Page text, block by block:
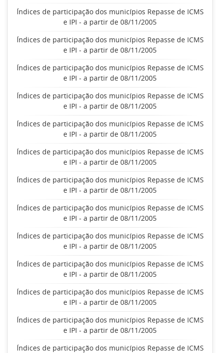
Índices de participação dos municípios Repasse de ICMS
e IPI - a partir de 08/11/2005
Índices de participação dos municípios Repasse de ICMS
e IPI - a partir de 08/11/2005
Índices de participação dos municípios Repasse de ICMS
e IPI - a partir de 08/11/2005
Índices de participação dos municípios Repasse de ICMS
e IPI - a partir de 08/11/2005
Índices de participação dos municípios Repasse de ICMS
e IPI - a partir de 08/11/2005
Índices de participação dos municípios Repasse de ICMS
e IPI - a partir de 08/11/2005
Índices de participação dos municípios Repasse de ICMS
e IPI - a partir de 08/11/2005
Índices de participação dos municípios Repasse de ICMS
e IPI - a partir de 08/11/2005
Índices de participação dos municípios Repasse de ICMS
e IPI - a partir de 08/11/2005
Índices de participação dos municípios Repasse de ICMS
e IPI - a partir de 08/11/2005
Índices de participação dos municípios Repasse de ICMS
e IPI - a partir de 08/11/2005
Índices de participação dos municípios Repasse de ICMS
e IPI - a partir de 08/11/2005
Índices de participação dos municípios Repasse de ICMS